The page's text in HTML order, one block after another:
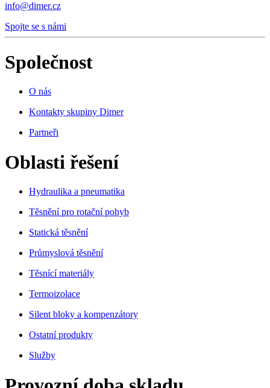
info@dimer.cz
Spojte se s námi
Společnost
O nás
Kontakty skupiny Dimer
Partneři
Oblasti řešení
Hydraulika a pneumatika
Těsnění pro rotační pohyb
Statická těsnění
Průmyslová těsnění
Těsnící materiály
Termoizolace
Silent bloky a kompenzátory
Ostatní produkty
Služby